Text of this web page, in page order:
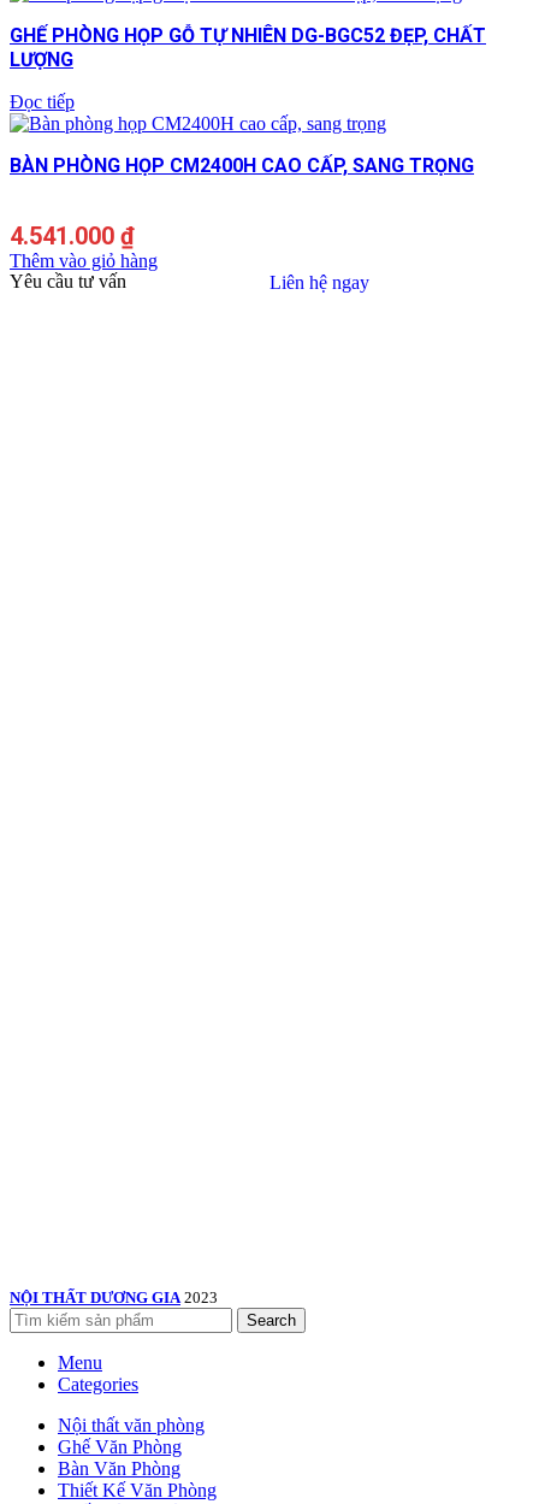
GHẾ PHÒNG HỌP GỖ TỰ NHIÊN DG-BGC52 ĐẸP, CHẤT
LƯỢNG
Đọc tiếp
BÀN PHÒNG HỌP CM2400H CAO CẤP, SANG TRỌNG
4.541.000 ₫
Thêm vào giỏ hàng
Yêu cầu tư vấn
Liên hệ ngay
NỘI THẤT DƯƠNG GIA 2023
Search
Menu
Categories
Nội thất văn phòng
Ghế Văn Phòng
Bàn Văn Phòng
Thiết Kế Văn Phòng